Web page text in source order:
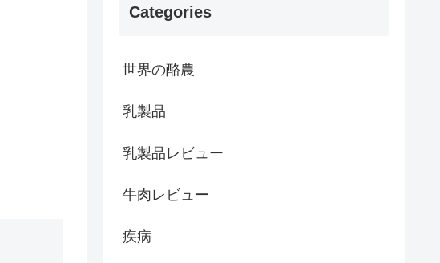
Categories
世界の酪農
乳製品
乳製品レビュー
牛肉レビュー
疾病